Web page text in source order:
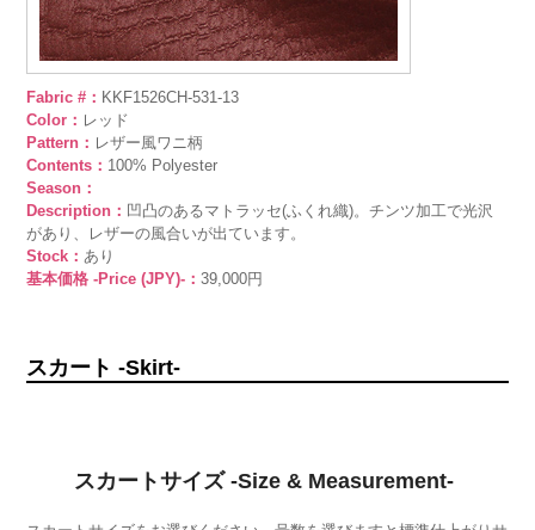
Fabric #： KKF1526CH-531-13
Color： レッド
Pattern： レザー風ワニ柄
Contents： 100% Polyester
Season：
Description： 凹凸のあるマトラッセ(ふくれ織)。チンツ加工で光沢
があり、レザーの風合いが出ています。
Stock：あり
基本価格 -Price (JPY)-：39,000円
スカート -Skirt-
スカートサイズ -Size & Measurement-